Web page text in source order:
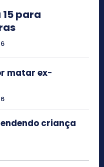
para
matar ex-
criança